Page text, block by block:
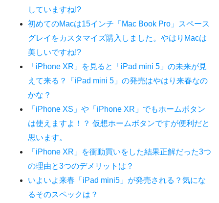
していますね!?
初めてのMacは15インチ「Mac Book Pro」スペース
グレイをカスタマイズ購入しました。やはりMacは
美しいですね!?
「iPhone XR」を見ると「iPad mini 5」の未来が見
えて来る？「iPad mini 5」の発売はやはり来春なの
かな？
「iPhone XS」や「iPhone XR」でもホームボタン
は使えますよ！？ 仮想ホームボタンですが便利だと
思います。
「iPhone XR」を衝動買いをした結果正解だった3つ
の理由と3つのデメリットは？
いよいよ来春「iPad mini5」が発売される？気にな
るそのスペックは？